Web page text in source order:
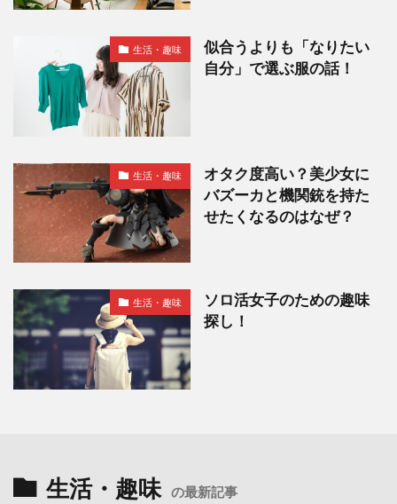
生活・趣味
似合うよりも「なりたい
自分」で選ぶ服の話！
生活・趣味
オタク度高い？美少女に
バズーカと機関銃を持た
せたくなるのはなぜ？
生活・趣味
ソロ活女子のための趣味
探し！
生活・趣味 の最新記事